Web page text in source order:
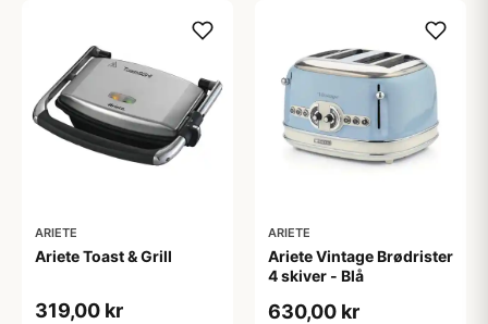
ARIETE
Ariete Toast & Grill
319,00 kr
ARIETE
Ariete Vintage Brødrister
4 skiver - Blå
630,00 kr